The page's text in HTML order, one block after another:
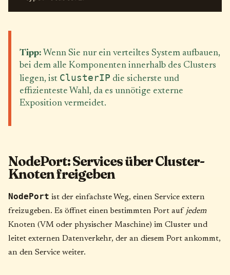
Tipp: Wenn Sie nur ein verteiltes System aufbauen,
bei dem alle Komponenten innerhalb des Clusters
liegen, ist ClusterIP die sicherste und
effizienteste Wahl, da es unnötige externe
Exposition vermeidet.
NodePort: Services über Cluster-
Knoten freigeben
NodePort ist der einfachste Weg, einen Service extern
freizugeben. Es öffnet einen bestimmten Port auf jedem
Knoten (VM oder physischer Maschine) im Cluster und
leitet externen Datenverkehr, der an diesem Port ankommt,
an den Service weiter.